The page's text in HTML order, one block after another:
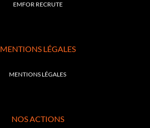
EMFOR RECRUTE
MENTIONS LÉGALES
MENTIONS LÉGALES
NOS ACTIONS